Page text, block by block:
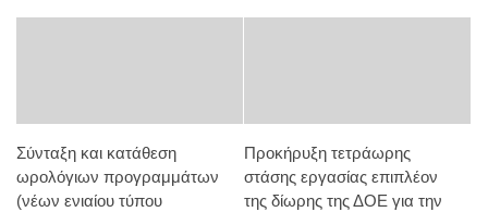
Σύνταξη και κατάθεση
ωρολόγιων προγραμμάτων
(νέων ενιαίου τύπου
Προκήρυξη τετράωρης
στάσης εργασίας επιπλέον
της δίωρης της ΔΟΕ για την